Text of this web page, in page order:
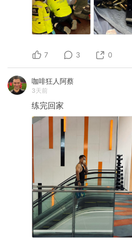
7 3 0
咖啡狂人阿蔡
3天前
练完回家